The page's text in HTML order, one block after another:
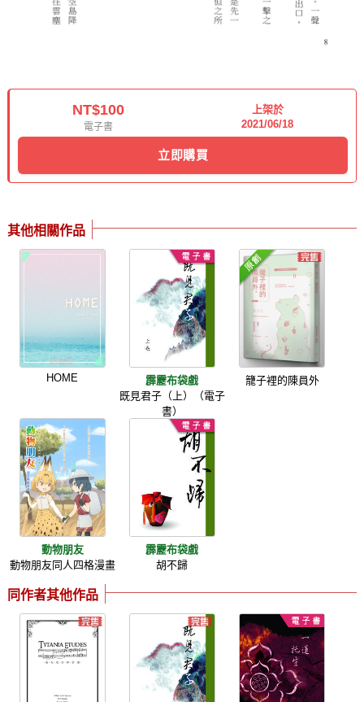
NT$100
電子書
上架於
2021/06/18
立即購買
其他相關作品
HOME
霹靂布袋戲
既見君子（上）（電子
書）
籠子裡的陳員外
動物朋友
動物朋友同人四格漫畫
霹靂布袋戲
胡不歸
同作者其他作品